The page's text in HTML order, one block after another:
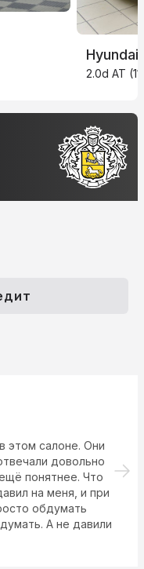
2.0d AT
этом салоне. Они
довольно
понятнее. Что
на меня, и при
обдумать
А не давили